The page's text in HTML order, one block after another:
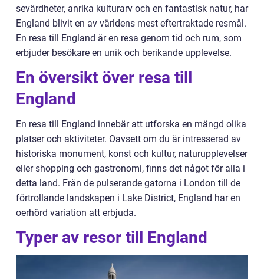
sevärdheter, anrika kulturarv och en fantastisk natur, har
England blivit en av världens mest eftertraktade resmål.
En resa till England är en resa genom tid och rum, som
erbjuder besökare en unik och berikande upplevelse.
En översikt över resa till
England
En resa till England innebär att utforska en mängd olika
platser och aktiviteter. Oavsett om du är intresserad av
historiska monument, konst och kultur, naturupplevelser
eller shopping och gastronomi, finns det något för alla i
detta land. Från de pulserande gatorna i London till de
förtrollande landskapen i Lake District, England har en
oerhörd variation att erbjuda.
Typer av resor till England